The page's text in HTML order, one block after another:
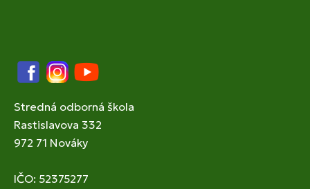
FacebookInstagram
YouTube
Stredná odborná škola
Rastislavova 332
972 71 Nováky
IČO: 52375277